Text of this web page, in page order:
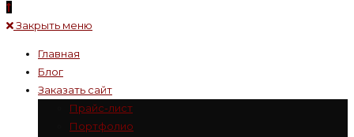
Закрыть меню
Главная
Блог
Заказать сайт
Прайс-лист
Портфолио